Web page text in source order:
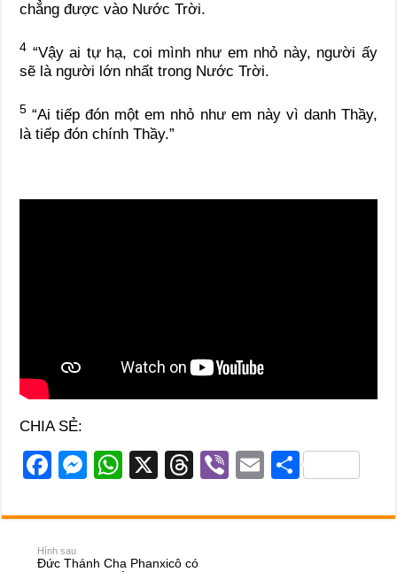
chẳng được vào Nước Trời.
4 “Vậy ai tự hạ, coi mình như em nhỏ này, người ấy
sẽ là người lớn nhất trong Nước Trời.
5 “Ai tiếp đón một em nhỏ như em này vì danh Thầy,
là tiếp đón chính Thầy.”
CHIA SẺ:
F
c
e
M
ss
W
at
X
T
e
Vi
er
E
ail
S
ar
Hình sau
Đức Thánh Cha Phanxicô có